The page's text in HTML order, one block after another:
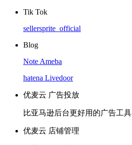
Tik Tok
sellersprite_official
Blog
Note Ameba
hatena Livedoor
优麦云 广告投放
比亚马逊后台更好用的广告工具
优麦云 店铺管理